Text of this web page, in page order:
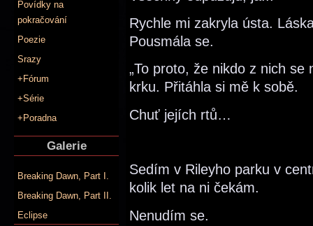
Povídky na
pokračování
Poezie
Srazy
+Fórum
+Série
+Poradna
Galerie
Breaking Dawn, Part I.
Breaking Dawn, Part II.
Eclipse
Rychle mi zakryla ústa.
Pousmála se.
„To proto, že nikdo z nich se
krku. Přitáhla si mě k sobě.
Chuť jejích rtů…
Sedím v Rileyho parku v
kolik let na ni čekám.
Nenudím se.